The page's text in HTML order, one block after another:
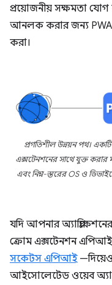
প্রয়োজনীয় সক্ষমতা যোগ
আনলক করার জন্য PWA
করা।
প্রগতিশীল উন্নয়ন পথ।
এক্সটেনশনের সাথে যুক্ত করার
এবং নিম্ন-স্তরের OS ও
যদি আপনার
ক্রোম এক্সটেনশন
সকেটস এপিআই
আইসোলেটেড ওয়েব